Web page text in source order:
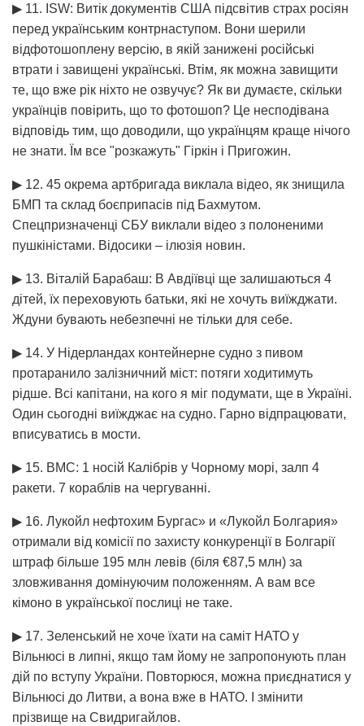
▶ 11. ISW: Витік документів США підсвітив страх росіян
перед українським контрнаступом. Вони шерили
відфотошоплену версію, в якій занижені російські
втрати і завищені українські. Втім, як можна завищити
те, що вже рік ніхто не озвучує? Як ви думаєте, скільки
українців повірить, що то фотошоп? Це несподівана
відповідь тим, що доводили, що українцям краще нічого
не знати. Їм все "розкажуть" Гіркін і Пригожин.
▶ 12. 45 окрема артбригада виклала відео, як знищила
БМП та склад боєприпасів під Бахмутом.
Спецпризначенці СБУ виклали відео з полоненими
пушкіністами. Відосики – ілюзія новин.
▶ 13. Віталій Барабаш: В Авдіївці ще залишаються 4
дітей, їх переховують батьки, які не хочуть виїжджати.
Ждуни бувають небезпечні не тільки для себе.
▶ 14. У Нідерландах контейнерне судно з пивом
протаранило залізничний міст: потяги ходитимуть
рідше. Всі капітани, на кого я міг подумати, ще в Україні.
Один сьогодні виїжджає на судно. Гарно відпрацювати,
вписуватись в мости.
▶ 15. ВМС: 1 носій Калібрів у Чорному морі, залп 4
ракети. 7 кораблів на чергуванні.
▶ 16. Лукойл нефтохим Бургас» и «Лукойл Болгария»
отримали від комісії по захисту конкуренції в Болгарії
штраф більше 195 млн левів (біля €87,5 млн) за
зловживання домінуючим положенням. А вам все
кімоно в української послиці не таке.
▶ 17. Зеленський не хоче їхати на саміт НАТО у
Вільнюсі в липні, якщо там йому не запропонують план
дій по вступу України. Повторюся, можна приєднатися у
Вільнюсі до Литви, а вона вже в НАТО. І змінити
прізвище на Свидригайлов.